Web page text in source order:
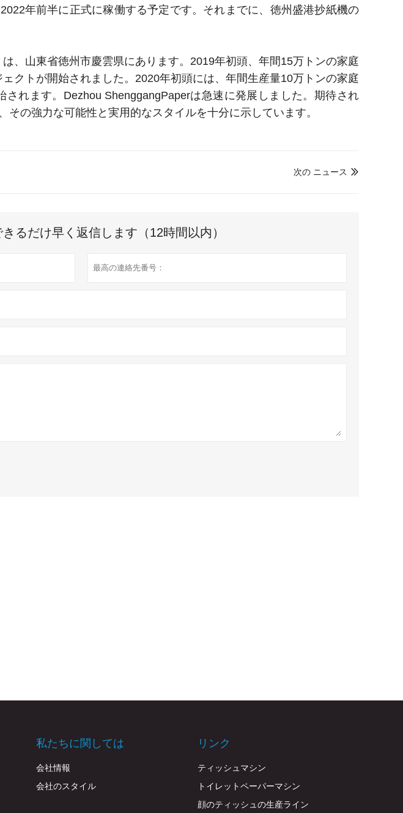
年前半に正式に稼働する予定です。それまでに、徳州盛港抄紙機の
、山東省徳州市慶雲県にあります。2019年初頭、年間15万トンの家庭
クトが開始されました。2020年初頭には、年間生産量10万トンの家庭
されます。Dezhou ShenggangPaperは急速に発展しました。期待され
その強力な可能性と実用的なスタイルを十分に示しています。

次の ニュース
るだけ早く返信します（12時間以内）
私たちに関しては
会社情報
会社のスタイル
リンク
ティッシュマシン
トイレットペーパーマシン
顔のティッシュの生産ライン